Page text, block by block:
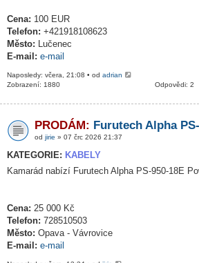
Cena: 100 EUR
Telefon: +421918108623
Město: Lučenec
E-mail: e-mail
Naposledy: včera, 21:08 • od adrian
Odpovědi: 2
Zobrazení: 1880
PRODÁM: Furutech Alpha
od jirie » 07 črc 2026 21:37
KATEGORIE: KABELY
Kamarád nabízí Furutech Alpha PS-950-18E
Cena: 25 000 Kč
Telefon: 728510503
Město: Opava - Vávrovice
E-mail: e-mail